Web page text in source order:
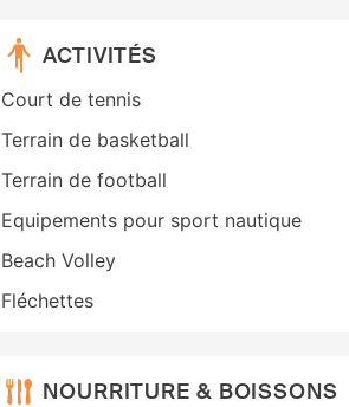
ACTIVITÉS
Court de tennis
Terrain de basketball
Terrain de football
Equipements pour sport nautique
Beach Volley
Fléchettes
NOURRITURE & BOISSONS